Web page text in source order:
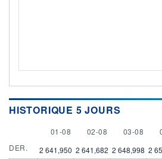
HISTORIQUE 5 JOURS
1 AUGUST
01-08 2 AUGUST
02-08 3 AUGUST
03-08
DER.
2 641,950 2 641,682 2 648,998 2